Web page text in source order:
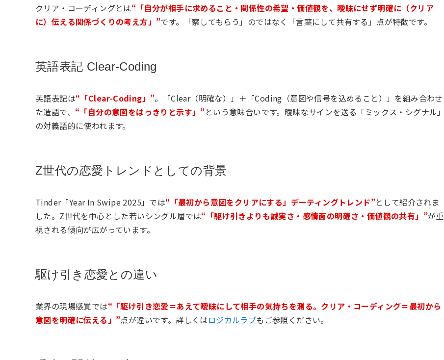
クリア・コーディングとは“「自分が相手に求めること・関係性の希望・価値観を、曖昧にせず明確に（クリア
に）伝える関係づくりの考え方」”です。「察してもらう」のではなく「言葉にして共有する」点が特徴です。
英語表記 Clear-Coding
英語表記は“「Clear-Coding」”。「Clear（明確な）」＋「Coding（意図や信号を込めること）」を組み合わせ
た造語で、 “「自分の意図をはっきりと示す」”という意味合いです。曖昧なサインを送る「ミックス・シグナル」
の対義語的に使われます。
Z世代の恋愛トレンドとしての背景
Tinder「Year In Swipe 2025」では“「最初から意図をクリアにする」デーティングトレンド”として紹介されま
した。Z世代を中心とした若いシングル層では“「駆け引きよりも誠実さ・感情面の明確さ・価値観の共有」”が重
視される傾向が広がっています。
駆け引き恋愛との違い
業界の現場感覚では“「駆け引き恋愛＝あえて曖昧にして相手の気持ちを測る。クリア・コーディング＝最初から
意図を明確に伝える」”点が違いです。詳しくはロジカルラブもご参照ください。